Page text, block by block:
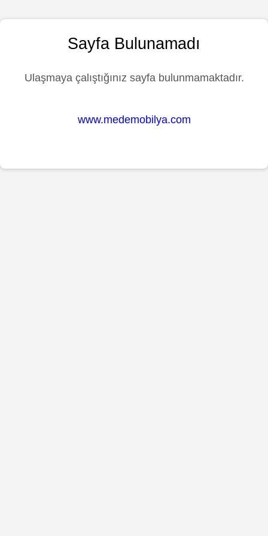
Sayfa Bulunamadı
Ulaşmaya çalıştığınız sayfa bulunmamaktadır.
www.medemobilya.com